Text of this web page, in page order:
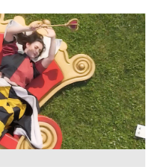
im Wunderland